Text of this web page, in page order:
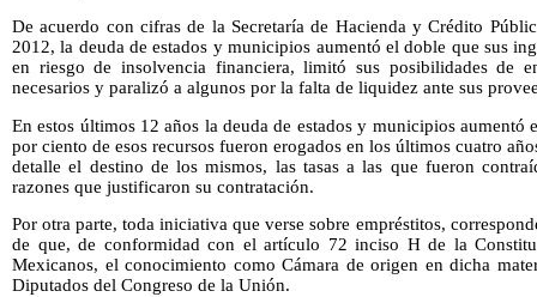
De acuerdo con cifras de la Secretaría de Hacienda y Crédito
2012, la deuda de estados y municipios aumentó el doble que sus
en riesgo de insolvencia financiera, limitó sus posibilidades de
necesarios y paralizó a algunos por la falta de liquidez ante sus
En estos últimos 12 años la deuda de estados y municipios aumentó
por ciento de esos recursos fueron erogados en los últimos cuatro
detalle el destino de los mismos, las tasas a las que fueron
razones que justificaron su contratación.
Por otra parte, toda iniciativa que verse sobre empréstitos,
de que, de conformidad con el artículo 72 inciso H de la
Mexicanos, el conocimiento como Cámara de origen en dicha
Diputados del Congreso de la Unión.